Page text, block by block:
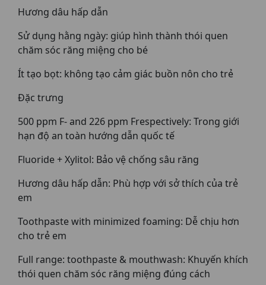
Hương dâu hấp dẫn
Sử dụng hằng ngày: giúp hình thành thói quen
chăm sóc răng miệng cho bé
Ít tạo bọt: không tạo cảm giác buồn nôn cho trẻ
Đặc trưng
500 ppm F- and 226 ppm Frespectively: Trong giới
hạn độ an toàn hướng dẫn quốc tế
Fluoride + Xylitol: Bảo vệ chống sâu răng
Hương dâu hấp dẫn: Phù hợp với sở thích của trẻ
em
Toothpaste with minimized foaming: Dễ chịu hơn
cho trẻ em
Full range: toothpaste & mouthwash: Khuyến khích
thói quen chăm sóc răng miệng đúng cách